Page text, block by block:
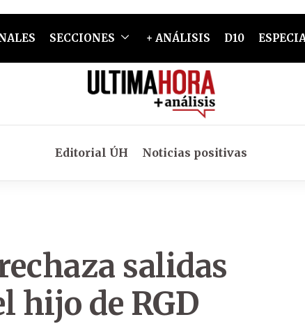
SECCIONES + ANÁLISIS D10
Editorial ÚH Noticias positivas
salidas
hijo de RGD